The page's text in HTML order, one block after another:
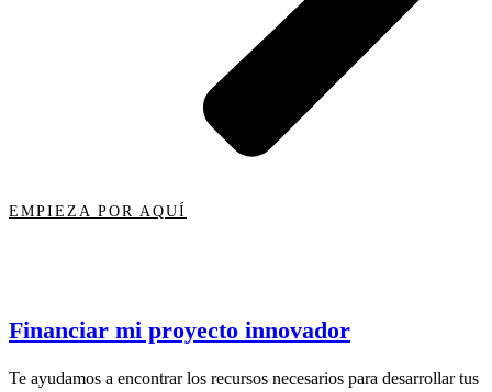
EMPIEZA POR AQUÍ
Financiar mi proyecto innovador
Te ayudamos a encontrar los recursos necesarios para desarrollar tus